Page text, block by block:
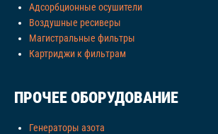
Адсорбционные осушители
Воздушные ресиверы
Магистральные фильтры
Картриджи к фильтрам
ПРОЧЕЕ ОБОРУДОВАНИЕ
Генераторы азота